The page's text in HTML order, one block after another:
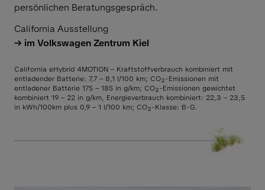
persönlichen Beratungsgespräch.
California Ausstellung
im Volkswagen Zentrum Kiel
California eHybrid 4MOTION – Kraftstoffverbrauch kombiniert mit
entladender Batterie: 7,7 – 8,1 l/100 km; CO₂-Emissionen mit
entladener Batterie 175 – 185 in g/km; CO₂-Emissionen gewichtet
kombiniert 19 – 22 in g/km, Energieverbrauch kombiniert: 22,3 – 23,5
in kWh/100km plus 0,9 – 1 l/100 km; CO₂-Klasse: B-G.